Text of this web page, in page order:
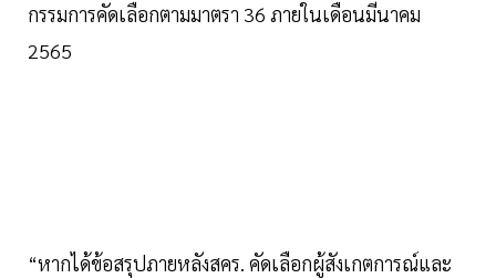
กรรมการคัดเลือกตามมาตรา 36 ภายในเดือนมีนาคม
2565
“หากได้ข้อสรุปภายหลังสคร. คัดเลือกผู้สังเกตการณ์และ